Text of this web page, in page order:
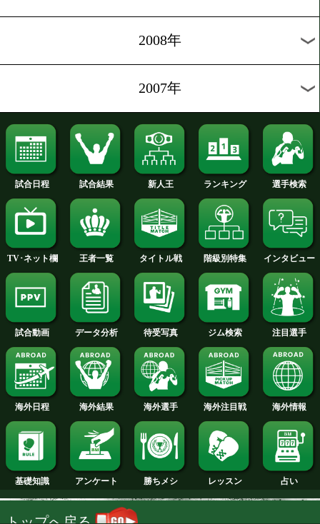
2018年
2017年
2016年
2015年
2014年
2013年
2012年
2011年
2010年